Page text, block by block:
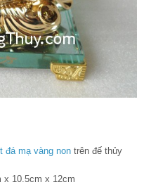
đá mạ vàng non trên đế thủy
10.5cm x 12cm